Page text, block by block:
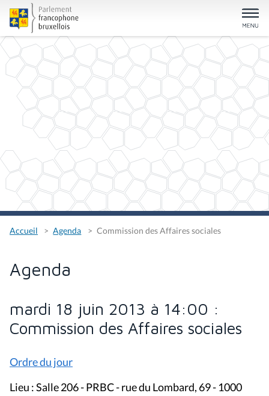
Accueil Agenda Commission des Affaires sociales
Agenda
mardi 18 juin 2013 à 14:00 :
Commission des Affaires sociales
Ordre du jour
Lieu : Salle 206 - PRBC - rue du Lombard, 69 - 1000